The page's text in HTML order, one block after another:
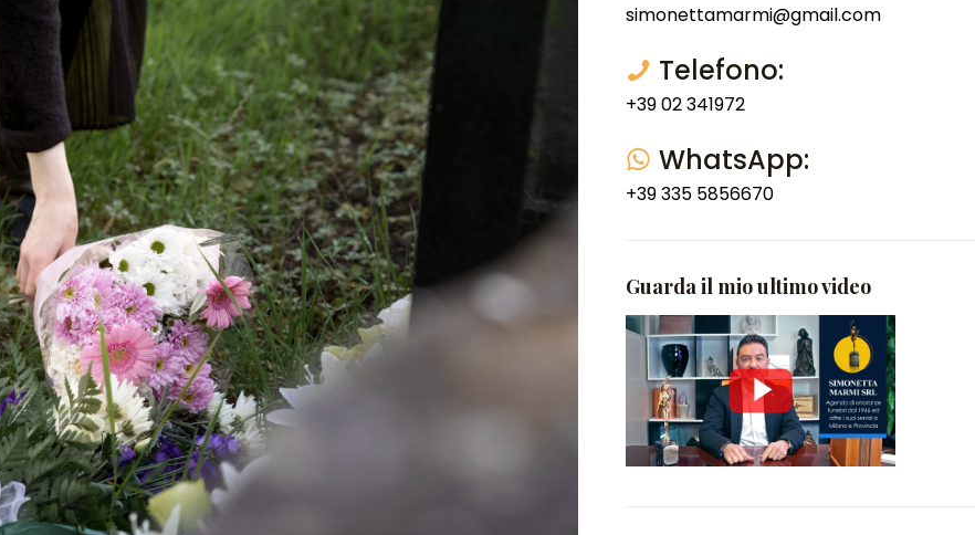
simonettamarmi@gmail.com
Telefono:
+39 02 341972
WhatsApp:
+39 335 5856670
Guarda il mio ultimo video